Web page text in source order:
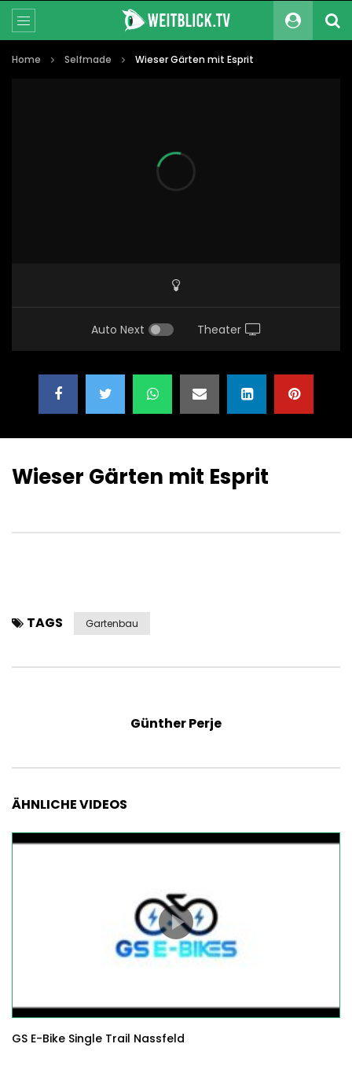
Home Selfmade Wieser Gärten mit Esprit
Auto Next Theater
Wieser Gärten mit Esprit
TAGS Gartenbau
Günther Perje
ÄHNLICHE VIDEOS
GS E-Bike Single Trail Nassfeld